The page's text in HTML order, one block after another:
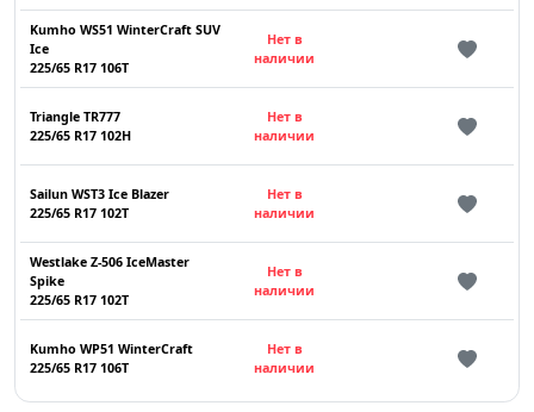
Kumho WS51 WinterCraft SUV
Ice
225/65 R17 106T
Нет в
наличии
Triangle TR777
225/65 R17 102H
Нет в
наличии
Sailun WST3 Ice Blazer
225/65 R17 102T
Нет в
наличии
Westlake Z-506 IceMaster
Spike
225/65 R17 102T
Нет в
наличии
Kumho WP51 WinterCraft
225/65 R17 106T
Нет в
наличии